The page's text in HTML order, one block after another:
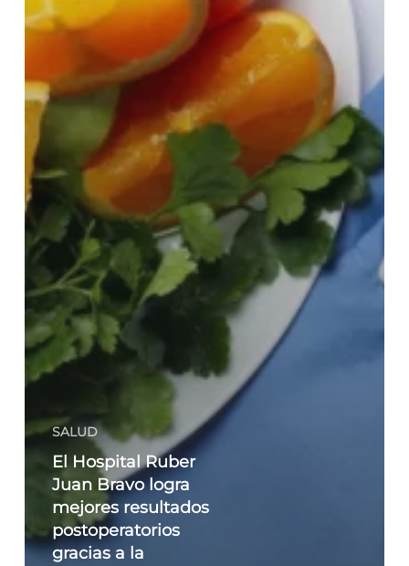
SALUD
El Hospital Ruber
Juan Bravo logra
mejores resultados
postoperatorios
gracias a la